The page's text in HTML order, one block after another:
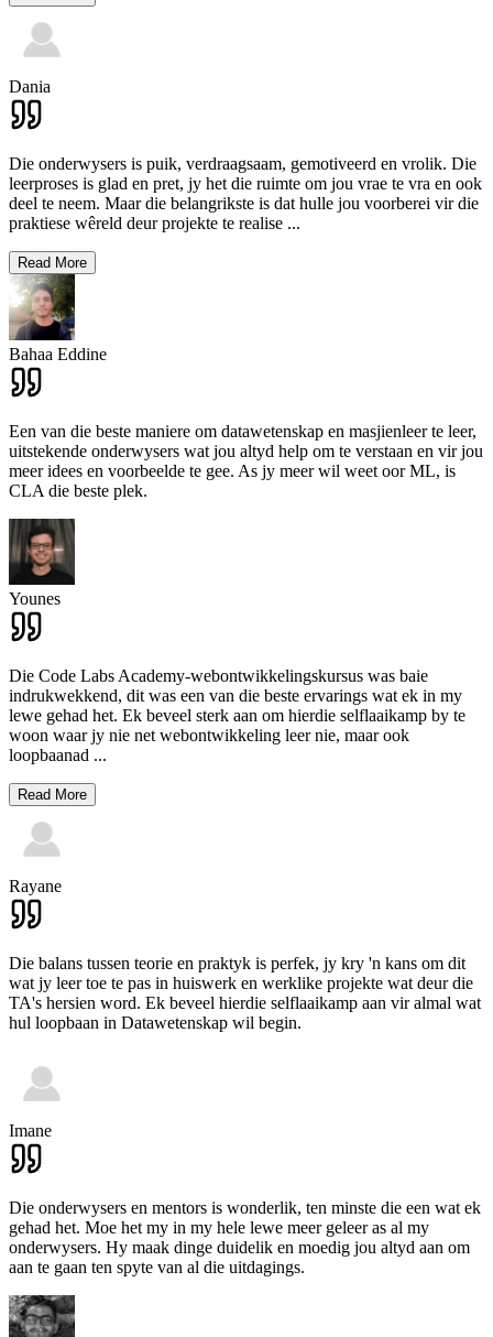
Dania
Die onderwysers is puik, verdraagsaam, gemotiveerd en vrolik. Die
leerproses is glad en pret, jy het die ruimte om jou vrae te vra en ook
deel te neem. Maar die belangrikste is dat hulle jou voorberei vir die
praktiese wêreld deur projekte te realise ...
Read More
Bahaa Eddine
Een van die beste maniere om datawetenskap en masjienleer te leer,
uitstekende onderwysers wat jou altyd help om te verstaan ​​en vir jou
meer idees en voorbeelde te gee. As jy meer wil weet oor ML, is
CLA die beste plek.
Younes
Die Code Labs Academy-webontwikkelingskursus was baie
indrukwekkend, dit was een van die beste ervarings wat ek in my
lewe gehad het. Ek beveel sterk aan om hierdie selflaaikamp by te
woon waar jy nie net webontwikkeling leer nie, maar ook
loopbaanad ...
Read More
Rayane
Die balans tussen teorie en praktyk is perfek, jy kry 'n kans om dit
wat jy leer toe te pas in huiswerk en werklike projekte wat deur die
TA's hersien word. Ek beveel hierdie selflaaikamp aan vir almal wat
hul loopbaan in Datawetenskap wil begin.
Imane
Die onderwysers en mentors is wonderlik, ten minste die een wat ek
gehad het. Moe het my in my hele lewe meer geleer as al my
onderwysers. Hy maak dinge duidelik en moedig jou altyd aan om
aan te gaan ten spyte van al die uitdagings.